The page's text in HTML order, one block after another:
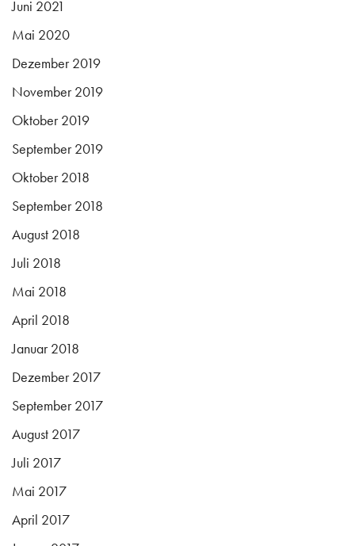
Juni 2021
Mai 2020
Dezember 2019
November 2019
Oktober 2019
September 2019
Oktober 2018
September 2018
August 2018
Juli 2018
Mai 2018
April 2018
Januar 2018
Dezember 2017
September 2017
August 2017
Juli 2017
Mai 2017
April 2017